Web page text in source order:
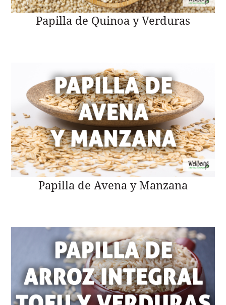
Papilla de Quinoa y Verduras
Papilla de Avena y Manzana